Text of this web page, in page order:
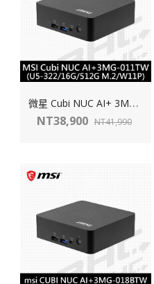
微
星 Cubi NUC AI+ 3MG-010TW-B735516GS1TX11PNGPA(Intel U7 355/16G/1TB/WIN 11 Pro)
NT38,900 NT41,990